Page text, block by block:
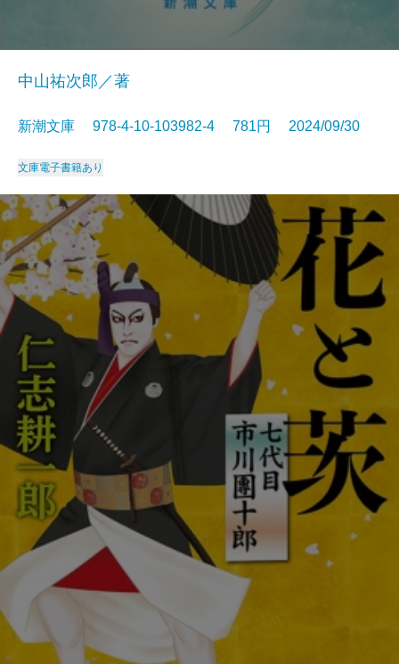
中山祐次郎／著
新潮文庫 978-4-10-103982-4 781円 2024/09/30
文庫電子書籍あり